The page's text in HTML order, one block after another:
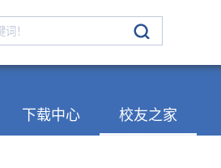
下载中心 校友之家